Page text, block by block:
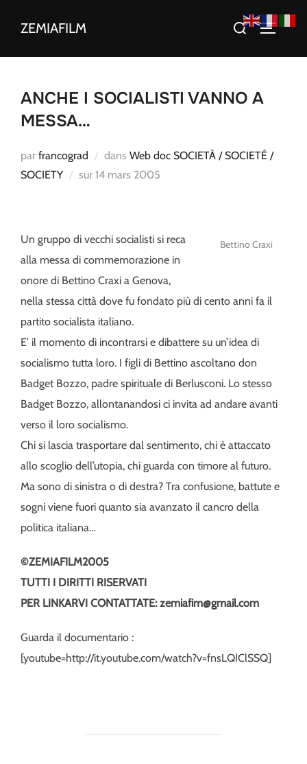
ZEMIAFILM Rechercher :
ANCHE I SOCIALISTI VANNO A
MESSA…
par francograd dans Web doc SOCIETÀ / SOCIETÉ /
SOCIETY
sur Publié
14 mars 2005
Bettino Craxi
Un gruppo di vecchi socialisti si reca
alla messa di commemorazione in
onore di Bettino Craxi a Genova,
nella stessa città dove fu fondato più di cento anni fa il
partito socialista italiano.
E’ il momento di incontrarsi e dibattere su un’idea di
socialismo tutta loro. I figli di Bettino ascoltano don
Badget Bozzo, padre spirituale di Berlusconi. Lo stesso
Badget Bozzo, allontanandosi ci invita ad andare avanti
verso il loro socialismo.
Chi si lascia trasportare dal sentimento, chi è attaccato
allo scoglio dell’utopia, chi guarda con timore al futuro.
Ma sono di sinistra o di destra? Tra confusione, battute e
sogni viene fuori quanto sia avanzato il cancro della
politica italiana…
©ZEMIAFILM2005
TUTTI I DIRITTI RISERVATI
PER LINKARVI CONTATTATE: zemiafim@gmail.com
Guarda il documentario :
[youtube=http://it.youtube.com/watch?v=fnsLQIClSSQ]